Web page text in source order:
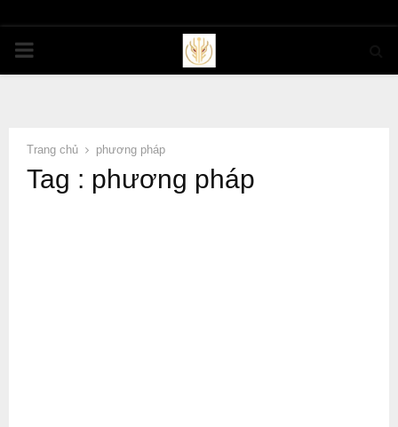
PRIMARY
Trang chủ phương pháp
Tag : phương pháp